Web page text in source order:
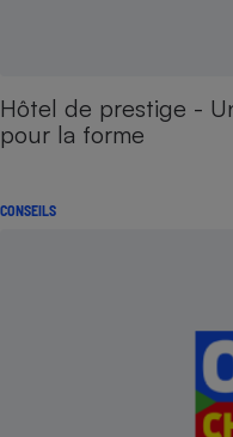
Hôtel de prestige -
pour la forme
CONSEILS